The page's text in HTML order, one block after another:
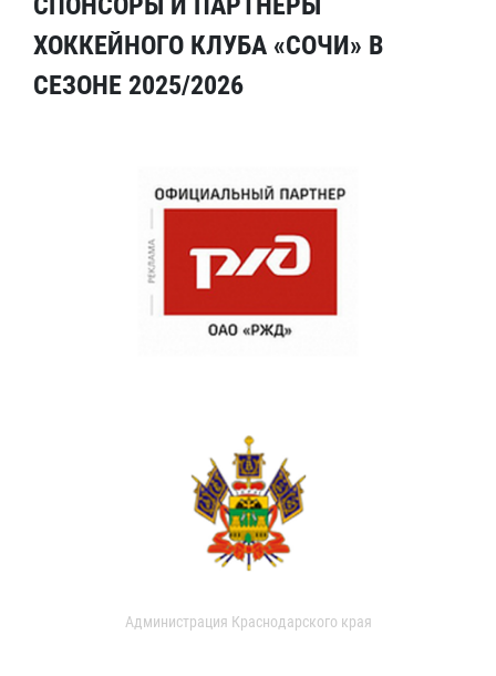
ХОККЕЙНОГО КЛУБА «СОЧИ» В
СЕЗОНЕ 2025/2026
Администрация Краснодарского края